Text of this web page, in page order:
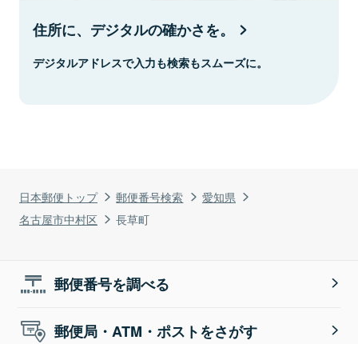
日本郵便トップ 郵便番号検索
愛知県
名古屋市中村区
長草町
住所に、デジタルの確かさを。
デジタルアドレスで入力も検索もスムーズに。
郵便番号を調べる
郵便局・ATM・ポストをさがす